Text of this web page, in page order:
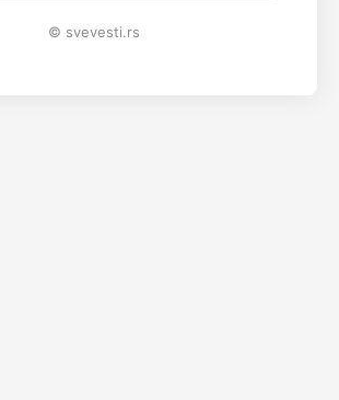
© svevesti.rs